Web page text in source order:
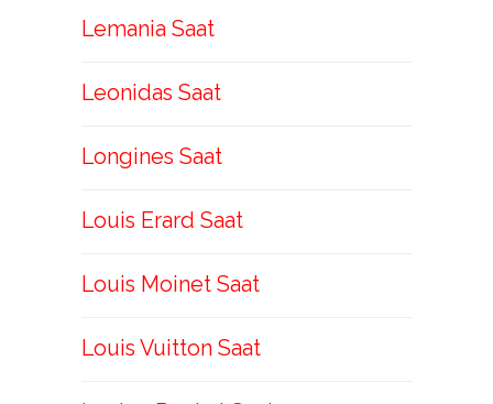
Lemania Saat
Leonidas Saat
Longines Saat
Louis Erard Saat
Louis Moinet Saat
Louis Vuitton Saat